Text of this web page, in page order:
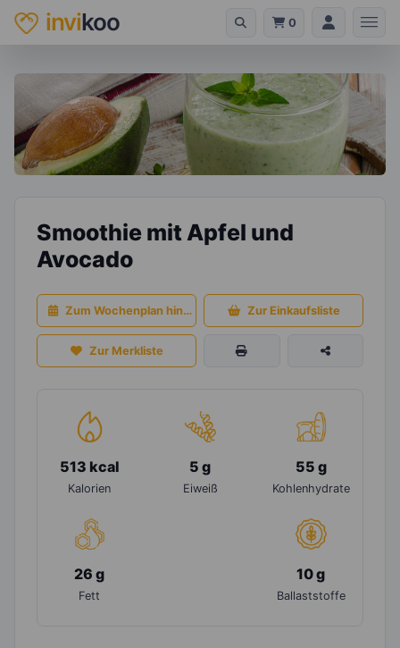
invikoo 0
Smoothie mit Apfel und
Avocado
Zum Wochenplan hinzufügen Zur Einkaufsliste
Zur Merkliste
513 kcal
Kalorien
5 g
Eiweiß
55 g
Kohlenhydrate
26 g
Fett
10 g
Ballaststoffe